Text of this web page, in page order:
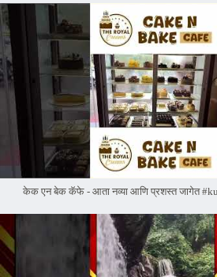
केक एन बेक कॅफे - आता नव्या आणि प्रशस्त जागेत